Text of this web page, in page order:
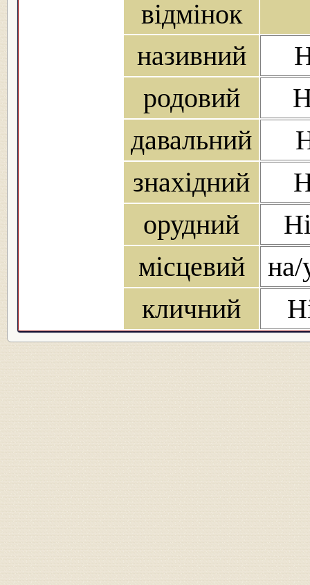
відмінок
називний
родовий
давальний
знахідний
орудний
місцевий
на/
кличний